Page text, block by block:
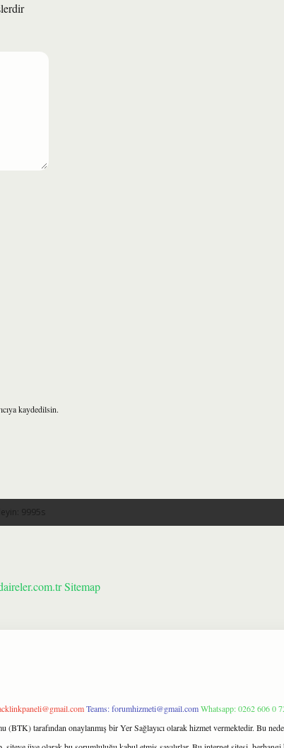
kaydedilsin.
Sitemap
Teams:forumhizmeti@gmail.comWhatsapp: 0262 606 0
tarafından onaylanmış bir Yer Sağlayıcı olarak hizmet vermektedir. Bu